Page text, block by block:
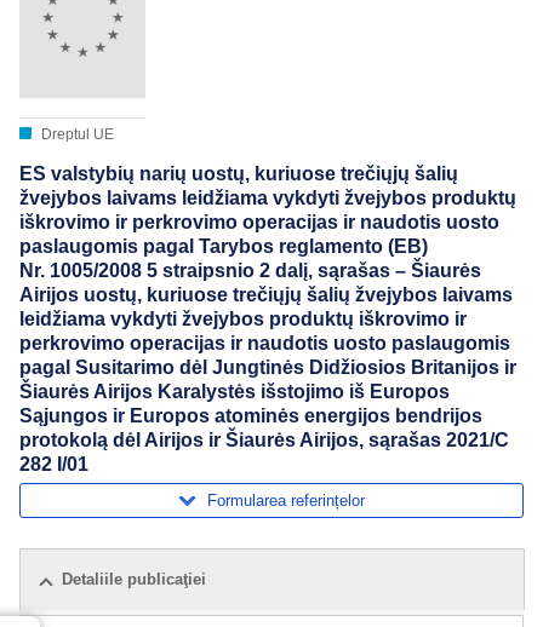
Dreptul UE
ES valstybių narių uostų, kuriuose trečiųjų šalių
žvejybos laivams leidžiama vykdyti žvejybos produktų
iškrovimo ir perkrovimo operacijas ir naudotis uosto
paslaugomis pagal Tarybos reglamento (EB)
Nr. 1005/2008 5 straipsnio 2 dalį, sąrašas – Šiaurės
Airijos uostų, kuriuose trečiųjų šalių žvejybos laivams
leidžiama vykdyti žvejybos produktų iškrovimo ir
perkrovimo operacijas ir naudotis uosto paslaugomis
pagal Susitarimo dėl Jungtinės Didžiosios Britanijos ir
Šiaurės Airijos Karalystės išstojimo iš Europos
Sąjungos ir Europos atominės energijos bendrijos
protokolą dėl Airijos ir Šiaurės Airijos, sąrašas 2021/C
282 I/01
Formularea referințelor
Detaliile publicaţiei